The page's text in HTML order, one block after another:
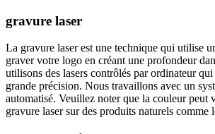
gravure laser
La gravure laser est une technique qui utilise
graver votre logo en créant une profondeur
utilisons des lasers contrôlés par ordinateur
grande précision. Nous travaillons avec un
automatisé. Veuillez noter que la couleur peut
gravure laser sur des produits naturels comme